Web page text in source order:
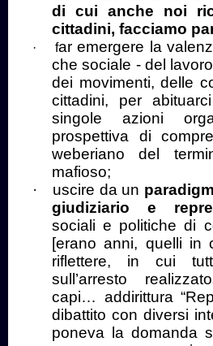
di cui anche noi
cittadini, facciamo
· far emergere la
che sociale - del
dei movimenti, delle
cittadini, per
singole azioni
prospettiva di
weberiano del
mafioso;
·
uscire da un
giudiziario e
sociali e politiche di
[erano anni, quelli in
riflettere, in cui
sull’arresto
capi… addirittura
dibattito con diversi
poneva la domanda